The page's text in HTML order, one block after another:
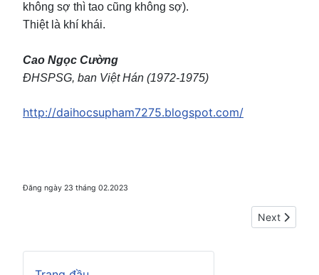
không sợ thì tao cũng không sợ).
Thiệt là khí khái.
Cao Ngọc Cường
ĐHSPSG, ban Việt Hán (1972-1975)
http://daihocsupham7275.blogspot.com/
Đăng ngày 23 tháng 02.2023
Next article:
Next